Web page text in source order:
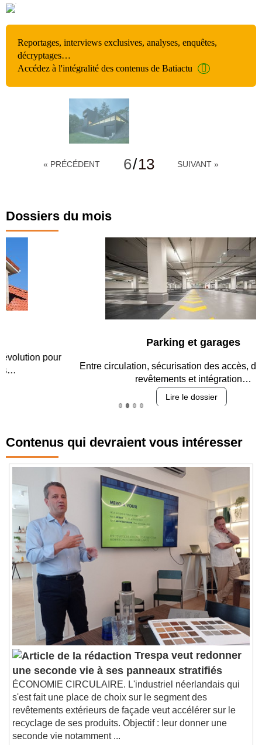
Reportages, interviews exclusives, analyses, enquêtes,
décryptages…
Accédez à l'intégralité des contenus de Batiactu
« PRÉCÉDENT 6/13 SUIVANT »
Dossiers du mois
Parking et garages
Entre circulation, sécurisation des accès, durabilité des
revêtements et intégration…
Contenus qui devraient vous intéresser
Trespa veut redonner
une seconde vie à ses panneaux stratifiés
ÉCONOMIE CIRCULAIRE. L'industriel néerlandais qui
s'est fait une place de choix sur le segment des
revêtements extérieurs de façade veut accélérer sur le
recyclage de ses produits. Objectif : leur donner une